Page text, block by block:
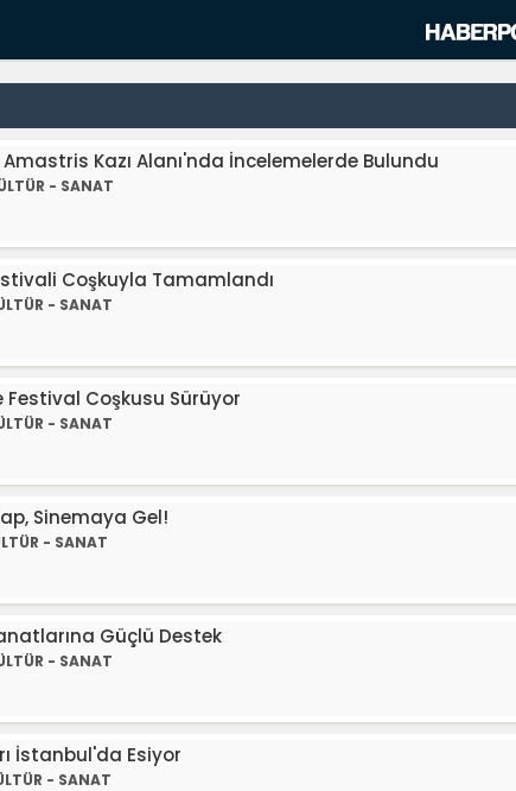
Kazı Alanı'nda İncelemelerde Bulundu
- SANAT
Coşkuyla Tamamlandı
- SANAT
Festival Coşkusu Sürüyor
- SANAT
Sinemaya Gel!
- SANAT
Güçlü Destek
- SANAT
İstanbul'da Esiyor
- SANAT